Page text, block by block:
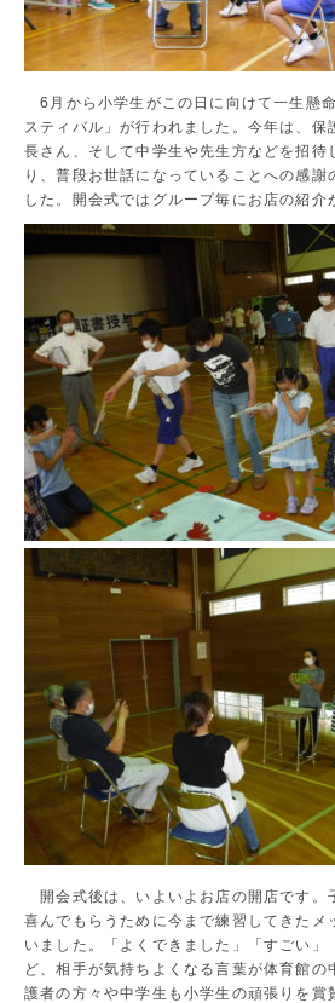
6月から小学生がこの日に向けて一生懸
スティバル」が行われました。今年は、保
長さん、そして中学生や先生方などを招待
り、普段お世話になっていることへの感謝
した。開会式ではグループ毎にお店の紹介
開会式後は、いよいよお店の開店です。
喜んでもらうために今まで練習してきたメ
いました。「よくできました」「すごい」
ど、相手が気持ちよくなる言葉が体育館の
護者の方々や中学生も小学生の頑張りを賞